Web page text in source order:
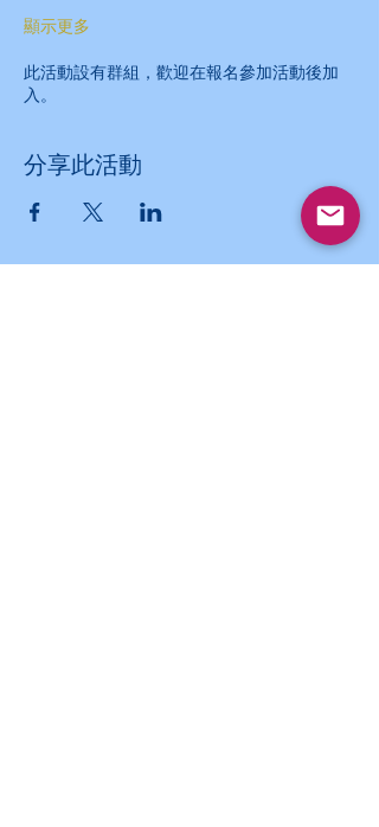
顯示更多
此活動設有群組，歡迎在報名參加活動後加
入。
分享此活動